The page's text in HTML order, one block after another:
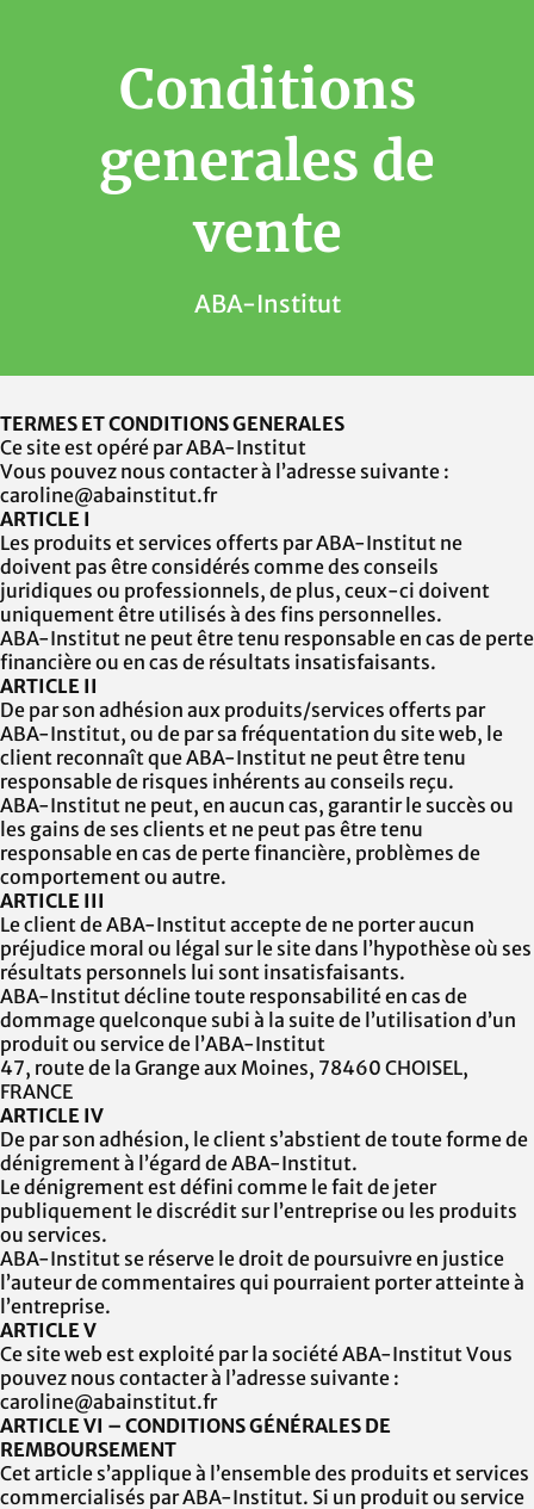
Conditions
generales de
vente
ABA-Institut
TERMES ET CONDITIONS GENERALES
Ce site est opéré par ABA-Institut
Vous pouvez nous contacter à l’adresse suivante :
caroline@abainstitut.fr
ARTICLE I
Les produits et services offerts parABA-Institut ne
doivent pas être considérés comme des conseils
juridiques ou professionnels, de plus, ceux-ci doivent
uniquement être utilisés à des fins personnelles.
ABA-Institut ne peut être tenu responsable en cas de perte
financière ou en cas de résultats insatisfaisants.
ARTICLE II
De par son adhésion aux produits/services offerts par
ABA-Institut, ou de par sa fréquentation du site web, le
client reconnaît queABA-Institut ne peut être tenu
responsable de risques inhérents au conseils reçu.
ABA-Institut ne peut, en aucun cas, garantir le succès ou
les gains de ses clients et ne peut pas être tenu
responsable en cas de perte financière, problèmes de
comportement ou autre.
ARTICLE III
Le client deABA-Institutaccepte de ne porter aucun
préjudice moral ou légal sur le site dans l’hypothèse où ses
résultats personnels lui sont insatisfaisants.
ABA-Institutdécline toute responsabilité en cas de
dommage quelconque subi à la suite de l’utilisation d’un
produit ou servicede l’ABA-Institut
47, route de la Grange aux Moines, 78460 CHOISEL,
FRANCE
ARTICLE IV
De par son adhésion, le client s’abstient de toute forme de
dénigrement à l’égard deABA-Institut.
Le dénigrement est défini comme le fait de jeter
publiquement le discrédit sur l’entreprise ou les produits
ou services.
ABA-Institut se réserve le droit de poursuivre en justice
l’auteur de commentaires qui pourraient porter atteinte à
l’entreprise.
ARTICLE V
Ce site web est exploité par la sociétéABA-InstitutVous
pouvez nous contacter à l’adresse suivante :
caroline@abainstitut.fr
ARTICLE VI – CONDITIONS GÉNÉRALES DE
REMBOURSEMENT
Cet article s’applique à l’ensemble des produits et services
commercialisés parABA-Institut. Si un produit ou service